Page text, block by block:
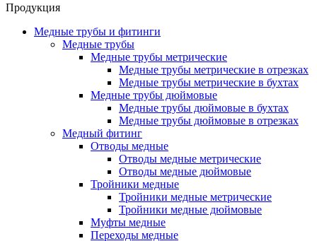
Продукция
Медные трубы и фитинги
Медные трубы
Медные трубы метрические
Медные трубы метрические в отрезках
Медные трубы метрические в бухтах
Медные трубы дюймовые
Медные трубы дюймовые в бухтах
Медные трубы дюймовые в отрезках
Медный фитинг
Отводы медные
Отводы медные метрические
Отводы медные дюймовые
Тройники медные
Тройники медные метрические
Тройники медные дюймовые
Муфты медные
Переходы медные